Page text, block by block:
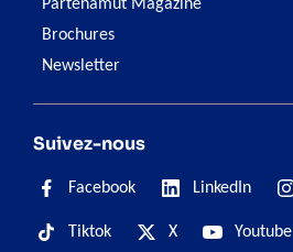
Partenamut Magazine
Brochures
Newsletter
Suivez-nous
Facebook LinkedIn
Tiktok X Youtube